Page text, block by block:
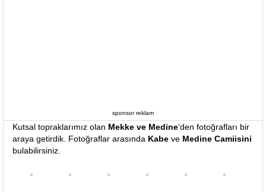
sponsor reklam
Kutsal topraklarımız olan Mekke ve Medine‘den fotoğrafları bir
araya getirdik. Fotoğraflar arasında Kabe ve Medine Camiisini
bulabilirsiniz.